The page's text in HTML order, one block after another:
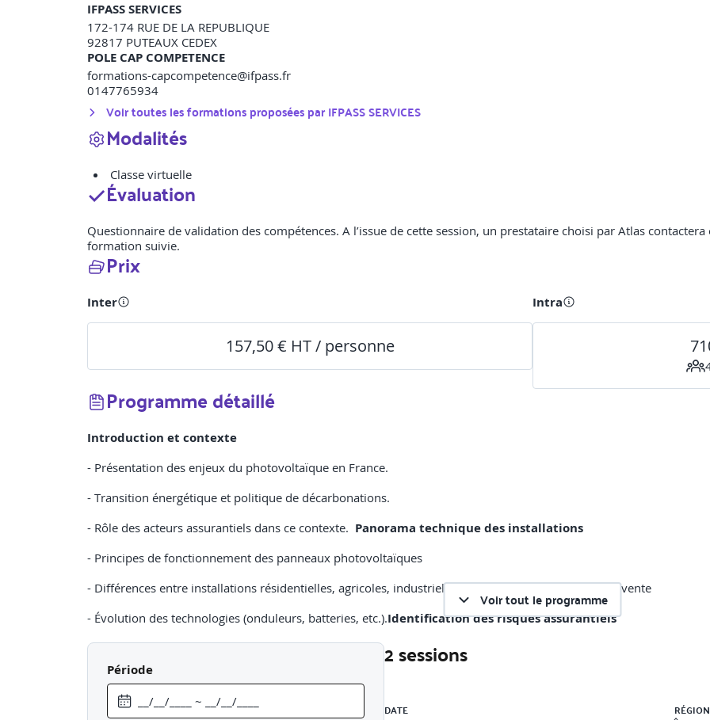
IFPASS SERVICES
172-174 RUE DE LA REPUBLIQUE
92817 PUTEAUX CEDEX
POLE CAP COMPETENCE
formations-capcompetence@ifpass.fr
0147765934
Voir toutes les formations proposées parIFPASS SERVICES
Modalités
Classe virtuelle
Évaluation
Questionnaire de validation des compétences. A l’issue de cette session, un prestataire choisi par Atlas
formation suivie.
Prix
Inter
157,50 € HT / personne
Intra
Programme détaillé
Introduction et contexte
- Présentation des enjeux du photovoltaïque en France.
- Transition énergétique et politique de décarbonations.
- Rôle des acteurs assurantiels dans ce contexte. Panorama technique des installations
- Principes de fonctionnement des panneaux photovoltaïques
- Différences entre installations résidentielles, agricoles, industrielles, en autoconsommation / revente
- Évolution des technologies (onduleurs, batteries, etc.).Identification des risques assurantiels
- Risques liés à l’installation (matériels, incendie, malfaçons, foudre, vol, etc.)
- Risques d’exploitation (perte de revenus, interruption de production, etc.)
- Responsabilités légales et contractuelles
Solutions d’assurance disponibles
Voir tout le programme
Période 2 sessions
DATE